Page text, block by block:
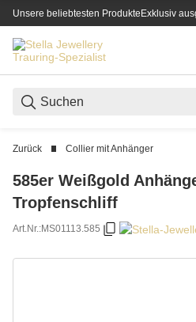
Unsere beliebtesten ProdukteExklusiv
Zurück Collier mit Anhänger
585er Weißgold
Tropfenschliff
Art.Nr.:MS01113.585